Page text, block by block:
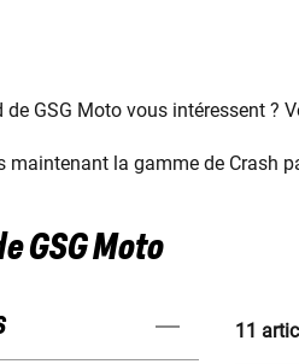
de GSG Moto vous intéressent ?
maintenant la gamme de Crash
GSG Moto
11